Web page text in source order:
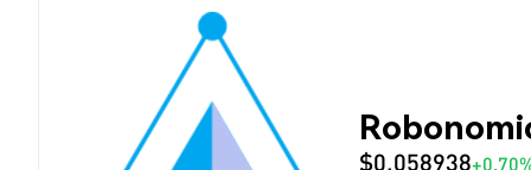
$0.058938